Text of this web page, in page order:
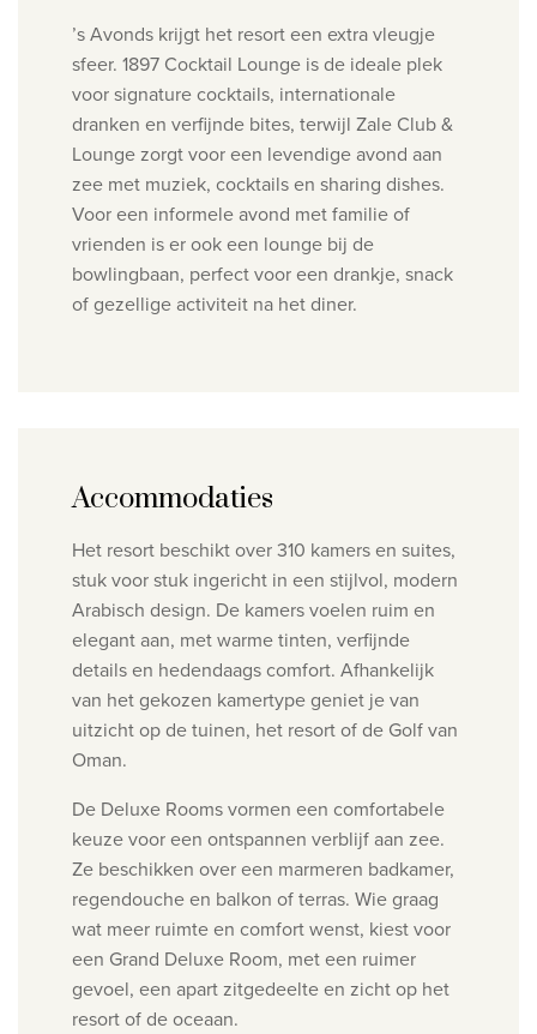
’s Avonds krijgt het resort een extra vleugje
sfeer. 1897 Cocktail Lounge is de ideale plek
voor signature cocktails, internationale
dranken en verfijnde bites, terwijl Zale Club &
Lounge zorgt voor een levendige avond aan
zee met muziek, cocktails en sharing dishes.
Voor een informele avond met familie of
vrienden is er ook een lounge bij de
bowlingbaan, perfect voor een drankje, snack
of gezellige activiteit na het diner.
Accommodaties
Het resort beschikt over 310 kamers en suites,
stuk voor stuk ingericht in een stijlvol, modern
Arabisch design. De kamers voelen ruim en
elegant aan, met warme tinten, verfijnde
details en hedendaags comfort. Afhankelijk
van het gekozen kamertype geniet je van
uitzicht op de tuinen, het resort of de Golf van
Oman.
De Deluxe Rooms vormen een comfortabele
keuze voor een ontspannen verblijf aan zee.
Ze beschikken over een marmeren badkamer,
regendouche en balkon of terras. Wie graag
wat meer ruimte en comfort wenst, kiest voor
een Grand Deluxe Room, met een ruimer
gevoel, een apart zitgedeelte en zicht op het
resort of de oceaan.